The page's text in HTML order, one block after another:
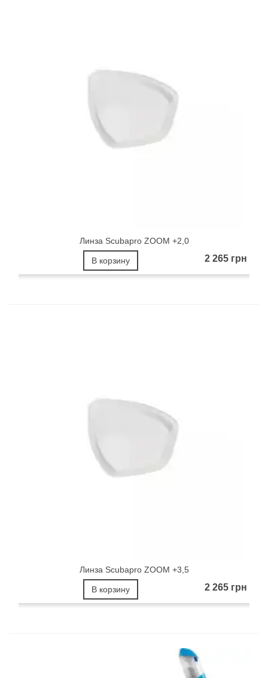
Линза Scubapro ZOOM +2,0
2 265 грн
В корзину
Линза Scubapro ZOOM +3,5
2 265 грн
В корзину